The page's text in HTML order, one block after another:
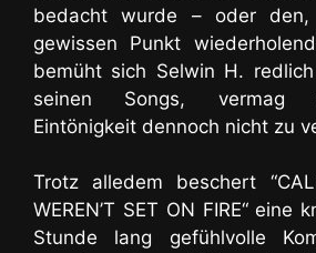
bedacht wurde – oder
gewissen Punkt
bemüht sich Selwin H.
seinen Songs, vermag
Eintönigkeit dennoch nicht zu
Trotz alledem beschert
WEREN’T SET ON FIRE“ eine
Stunde lang gefühlvolle